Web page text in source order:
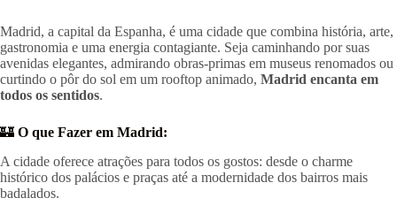
Madrid, a capital da Espanha, é uma cidade que combina história, arte,
gastronomia e uma energia contagiante. Seja caminhando por suas
avenidas elegantes, admirando obras-primas em museus renomados ou
curtindo o pôr do sol em um rooftop animado, Madrid encanta em
todos os sentidos.
🏰 O que Fazer em Madrid:
A cidade oferece atrações para todos os gostos: desde o charme
histórico dos palácios e praças até a modernidade dos bairros mais
badalados.